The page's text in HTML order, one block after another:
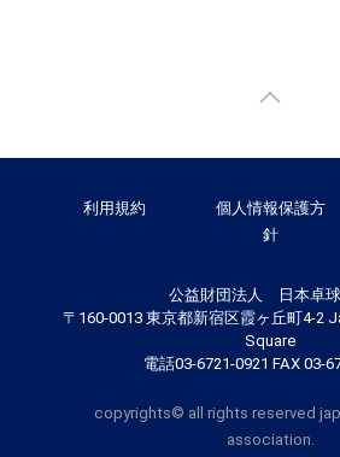
利用規約
個人情報保護方
針
公益財団法人 日本卓
〒160-0013 東京都新宿区霞ヶ丘町4-2
Square
電話03-6721-0921 FAX 03-
copyrights© all rights reserved
association.